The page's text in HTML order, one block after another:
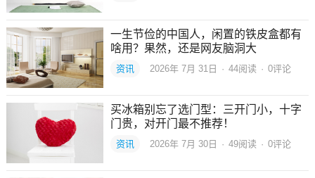
一生节俭的中国人，闲置的铁皮盒都有
啥用？果然，还是网友脑洞大
资讯 2026年 7月 31日 · 44阅读 · 0评论
买冰箱别忘了选门型：三开门小，十字
门贵，对开门最不推荐！
资讯 2026年 7月 30日 · 49阅读 · 0评论